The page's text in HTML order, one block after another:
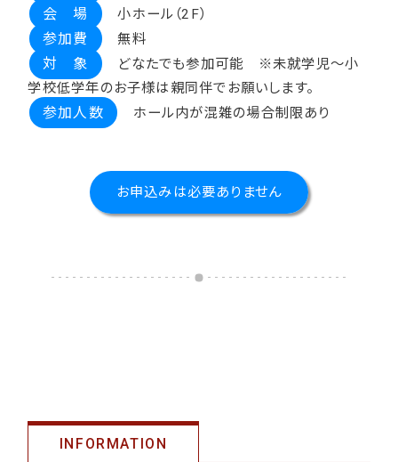
会 場 小ホール（2F）
参加費 無料
対 象
どなたでも参加可能 ※未就学児～小
学校低学年のお子様は親同伴でお願いします。
参加人数 ホール内が混雑の場合制限あり
お申込みは必要ありません
INFORMATION